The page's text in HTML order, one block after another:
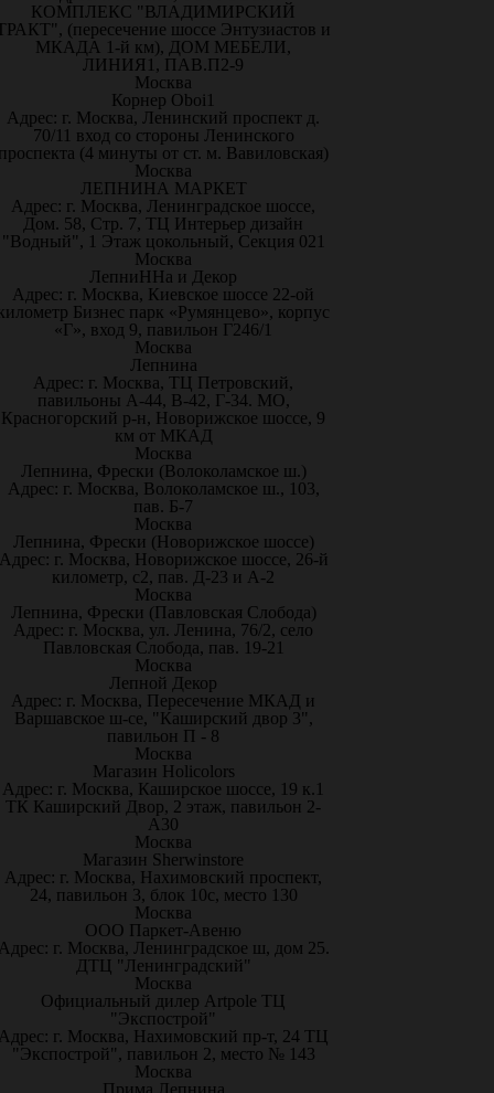
КОМПЛЕКС "ВЛАДИМИРСКИЙ
(пересечение шоссе Энтузиастов и
МКАДА 1-й км), ДОМ МЕБЕЛИ,
ЛИНИЯ1, ПАВ.П2-9
Москва
Корнер Oboi1
Адрес: г. Москва, Ленинский проспект д.
70/11 вход со стороны Ленинского
(4 минуты от ст. м. Вавиловская)
Москва
ЛЕПНИНА МАРКЕТ
Адрес: г. Москва, Ленинградское шоссе,
Дом. 58, Стр. 7, ТЦ Интерьер дизайн
"Водный", 1 Этаж цокольный, Секция 021
Москва
ЛепниННа и Декор
Адрес: г. Москва, Киевское шоссе 22-ой
Бизнес парк «Румянцево», корпус
«Г», вход 9, павильон Г246/1
Москва
Лепнина
Адрес: г. Москва, ТЦ Петровский,
павильоны А-44, В-42, Г-34. МО,
Красногорский р-н, Новорижское шоссе, 9
км от МКАД
Москва
Лепнина, Фрески (Волоколамское ш.)
Адрес: г. Москва, Волоколамское ш., 103,
пав. Б-7
Москва
Лепнина, Фрески (Новорижское шоссе)
г. Москва, Новорижское шоссе, 26-й
километр, с2, пав. Д-23 и А-2
Москва
Лепнина, Фрески (Павловская Слобода)
Адрес: г. Москва, ул. Ленина, 76/2, село
Павловская Слобода, пав. 19-21
Москва
Лепной Декор
Адрес: г. Москва, Пересечение МКАД и
Варшавское ш-се, "Каширский двор 3",
павильон П - 8
Москва
Магазин Holicolors
Адрес: г. Москва, Каширское шоссе, 19 к.1
ТК Каширский Двор, 2 этаж, павильон 2-
А30
Москва
Магазин Sherwinstore
Адрес: г. Москва, Нахимовский проспект,
24, павильон 3, блок 10с, место 130
Москва
ООО Паркет-Авeню
г. Москва, Ленинградское ш, дом 25.
ДТЦ "Ленинградский"
Москва
Официальный дилер Artpole ТЦ
"Экспострой"
г. Москва, Нахимовский пр-т, 24 ТЦ
"Экспострой", павильон 2, место № 143
Москва
Прима Лепнина